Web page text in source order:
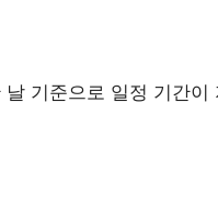
기준으로 일정 기간